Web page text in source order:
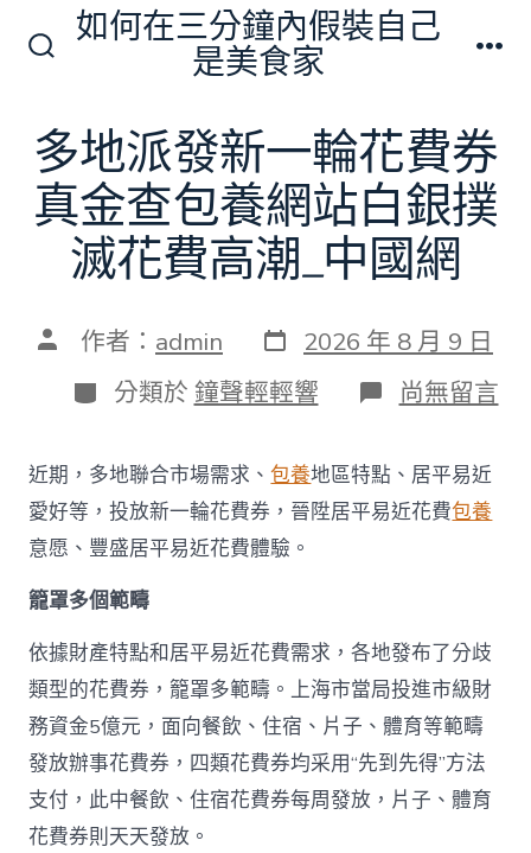
切
換
開
關
如何在三分鐘內假裝自己
是美食家
多地派發新一輪花費券
真金查包養網站白銀撲
滅花費高潮_中國網
文 作者： admin 發
表
日
期
2026 年 8 月 9 日
分
類
分類於 鐘聲輕輕響 在
〈多
派
發
新
真
金
查
包
養
網
站
白
尚無留言
近期，多地聯合市場需求、包養地區特點、居平易近
愛好等，投放新一輪花費券，晉陞居平易近花費包養
意愿、豐盛居平易近花費體驗。
籠罩多個範疇
依據財產特點和居平易近花費需求，各地發布了分歧
類型的花費券，籠罩多範疇。上海市當局投進市級財
務資金5億元，面向餐飲、住宿、片子、體育等範疇
發放辦事花費券，四類花費券均采用“先到先得”方法
支付，此中餐飲、住宿花費券每周發放，片子、體育
花費券則天天發放。